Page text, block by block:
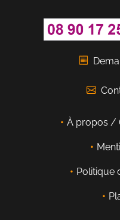
À propos /
Politique